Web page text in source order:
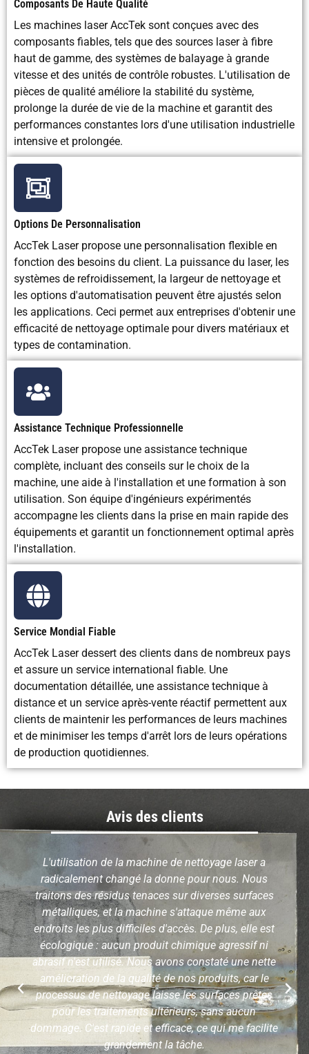
d'énergie
électrique
modérée
requis
Qualité de la
préparation de
surface
Excellent
pour le
soudage/la
peinture
Finition de
surface
rugueuse
Convient pour
l'élimination de la
rouille
efficace
Convient pour le
décapage de la
maîtrise
industrielles
aérospatiale,
restauration
lourde,
chantiers
navals
Entretien
Composants De Haute Qualité
Les machines laser AccTek sont conçues avec des
composants fiables, tels que des sources laser à fibre
haut de gamme, des systèmes de balayage à grande
vitesse et des unités de contrôle robustes. L'utilisation de
pièces de qualité améliore la stabilité du système,
prolonge la durée de vie de la machine et garantit des
performances constantes lors d'une utilisation industrielle
intensive et prolongée.
Options De Personnalisation
AccTek Laser propose une personnalisation flexible en
fonction des besoins du client. La puissance du laser, les
systèmes de refroidissement, la largeur de nettoyage et
les options d'automatisation peuvent être ajustés selon
les applications. Ceci permet aux entreprises d'obtenir une
efficacité de nettoyage optimale pour divers matériaux et
types de contamination.
Assistance Technique Professionnelle
AccTek Laser propose une assistance technique
complète, incluant des conseils sur le choix de la
machine, une aide à l'installation et une formation à son
utilisation. Son équipe d'ingénieurs expérimentés
accompagne les clients dans la prise en main rapide des
équipements et garantit un fonctionnement optimal après
l'installation.
Service Mondial Fiable
AccTek Laser dessert des clients dans de nombreux pays
et assure un service international fiable. Une
documentation détaillée, une assistance technique à
distance et un service après-vente réactif permettent aux
clients de maintenir les performances de leurs machines
et de minimiser les temps d'arrêt lors de leurs opérations
de production quotidiennes.
Avis des clients
L'utilisation de la machine de nettoyage laser a
radicalement changé la donne pour nous. Nous
traitons des résidus tenaces sur diverses surfaces
métalliques, et la machine s'attaque même aux
endroits les plus difficiles d'accès. De plus, elle est
écologique : aucun produit chimique agressif ni
abrasif n'est utilisé. Nous avons constaté une nette
amélioration de la qualité de nos produits, car le
processus de nettoyage laisse les surfaces prêtes
pour les traitements ultérieurs, sans aucun
dommage. C'est rapide et efficace, ce qui me facilite
grandement la tâche.